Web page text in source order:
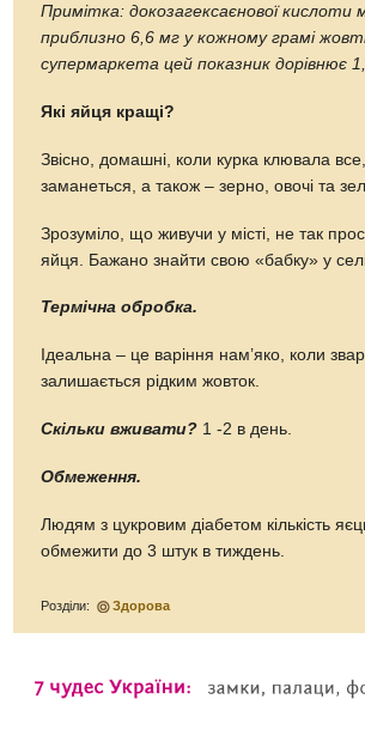
Примітка: докозагексаєнової кислоти
приблизно 6,6 мг у кожному грамі
супермаркета цей показник дорівнює
Які яйця кращі?
Звісно, домашні, коли курка клювала
заманеться, а також – зерно, овочі та
Зрозуміло, що живучи у місті, не так
яйця. Бажано знайти свою «бабку» у селі
Термічна обробка.
Ідеальна – це варіння нам’яко, коли
залишається рідким жовток.
Скільки вживати? 1 -2 в день.
Обмеження.
Людям з цукровим діабетом кількість
обмежити до 3 штук в тиждень.
Розділи: Здорова